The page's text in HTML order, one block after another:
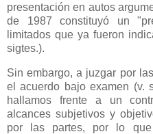
presentación en autos
de 1987 constituyó un
limitados que ya fueron
sigtes.).
Sin embargo, a juzgar por
el acuerdo bajo examen (v.
hallamos frente a un
alcances subjetivos y
por las partes, por lo